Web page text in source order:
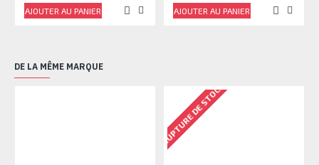
AJOUTER AU PANIER AJOUTER AU PANIER
DE LA MÊME MARQUE
RUPTURE DE STOCK